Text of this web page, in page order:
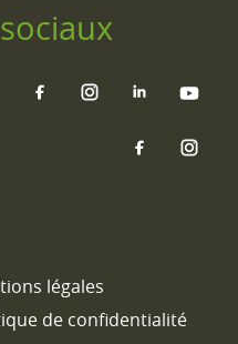
légales
de confidentialité